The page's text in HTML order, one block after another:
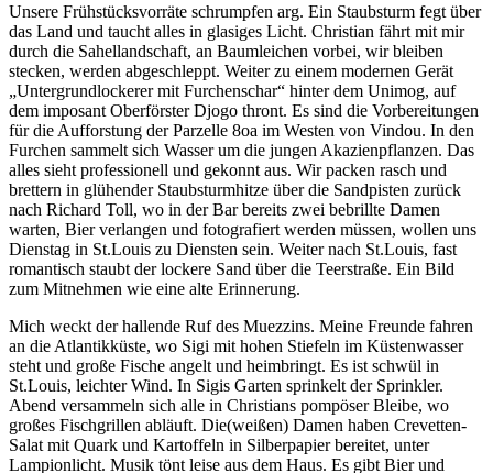
Unsere Frühstücksvorräte schrumpfen arg. Ein Staubsturm fegt über
das Land und taucht alles in glasiges Licht. Christian fährt mit mir
durch die Sahellandschaft, an Baumleichen vorbei, wir bleiben
stecken, werden abgeschleppt. Weiter zu einem modernen Gerät
Untergrundlockerer mit Furchenschar
hinter dem Unimog, auf
dem imposant Oberförster Djogo thront. Es sind die Vorbereitungen
für die Aufforstung der Parzelle 8oa im Westen von Vindou. In den
Furchen sammelt sich Wasser um die jungen Akazienpflanzen. Das
alles sieht professionell und gekonnt aus. Wir packen rasch und
brettern in glühender Staubsturmhitze über die Sandpisten zurück
nach Richard Toll, wo in der Bar bereits zwei bebrillte Damen
warten, Bier verlangen und fotografiert werden müssen, wollen uns
Dienstag in St.Louis zu Diensten sein. Weiter nach St.Louis, fast
romantisch staubt der lockere Sand über die Teerstraße. Ein Bild
zum Mitnehmen wie eine alte Erinnerung.
Mich weckt der hallende Ruf des Muezzins. Meine Freunde fahren
an die Atlantikküste, wo Sigi mit hohen Stiefeln im Küstenwasser
steht und große Fische angelt und heimbringt. Es ist schwül in
St.Louis, leichter Wind. In Sigis Garten sprinkelt der Sprinkler.
Abend versammeln sich alle in Christians pompöser Bleibe, wo
großes Fischgrillen abläuft. Die(weißen) Damen haben Crevetten-
Salat mit Quark und Kartoffeln in Silberpapier bereitet, unter
Lampionlicht. Musik tönt leise aus dem Haus. Es gibt Bier und